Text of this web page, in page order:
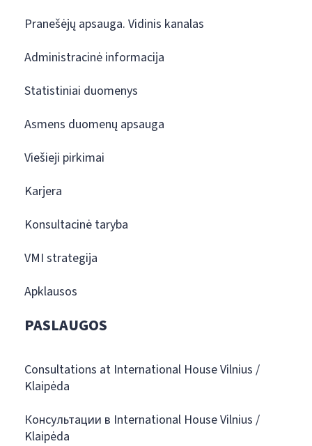
Pranešėjų apsauga. Vidinis kanalas
Administracinė informacija
Statistiniai duomenys
Asmens duomenų apsauga
Viešieji pirkimai
Karjera
Konsultacinė taryba
VMI strategija
Apklausos
PASLAUGOS
Consultations at International House Vilnius /
Klaipėda
Консультации в International House Vilnius /
Klaipėda